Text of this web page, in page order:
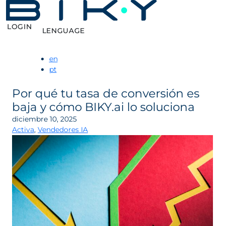
LOGIN LENGUAGE
en
pt
Por qué tu tasa de conversión es
baja y cómo BIKY.ai lo soluciona
diciembre 10, 2025
Activa, Vendedores IA